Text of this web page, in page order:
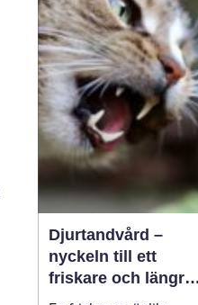
gången en olycka
händer: Vem ska
kontaktas? Vad är
verkligen akut? Hur kan
man hjälpa sitt djur på
vägen in till kliniken? I
Väx...
Djurtandvård –
nyckeln till ett
friskare och längre
liv för hund och katt